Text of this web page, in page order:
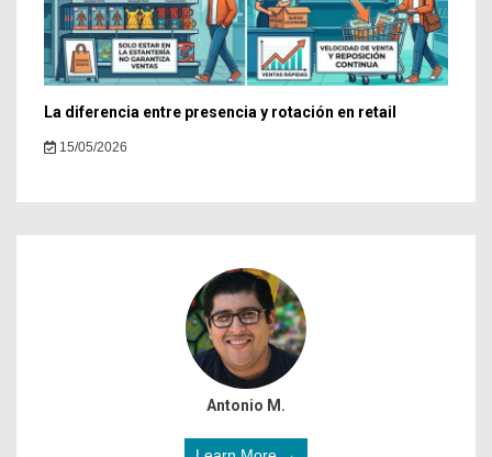
La diferencia entre presencia y rotación en retail
15/05/2026
Antonio M.